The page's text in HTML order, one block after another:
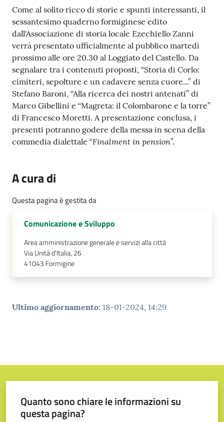
r
t
a
M
e
t
e
o
Tutti
gli
argomenti...
su
Contenuto
Come al solito ricco di storie e spunti interessanti, il
sessantesimo quaderno formiginese edito
dall'Associazione di storia locale Ezechiello Zanni
verrà presentato ufficialmente al pubblico martedì
prossimo alle ore 20.30 al Loggiato del Castello. Da
segnalare tra i contenuti proposti, “Storia di Corlo:
cimiteri, sepolture e un cadavere senza cuore...” di
Stefano Baroni, “Alla ricerca dei nostri antenati” di
Marco Gibellini e “Magreta: il Colombarone e la torre”
di Francesco Moretti. A presentazione conclusa, i
presenti potranno godere della messa in scena della
commedia dialettale “Finalment in pension”.
A cura di
Questa pagina è gestita da
Comunicazione e Sviluppo
Area amministrazione generale e servizi alla città
Via Unità d'Italia, 26
41043 Formigine
Ultimo aggiornamento: 18-01-2024, 14:29
Quanto sono chiare le informazioni su
questa pagina?